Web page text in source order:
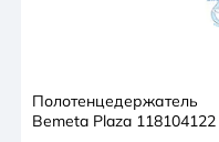
Полотенцедержатель
Bemeta Plaza 118104122